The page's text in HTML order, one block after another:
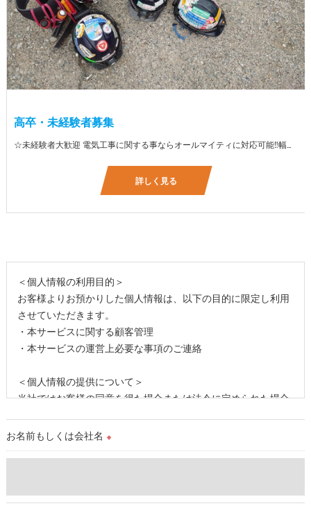
高卒・未経験者募集
☆未経験者大歓迎 電気工事に関する事ならオールマイティに対応可能‼幅広く技術を身に付けて頂けます（室内配線・室外配線、スイッチコンセント取付け、照明器具取付け、配電盤取付け、エアコン取付け、LANケーブル配線、アンテナ取付けなど） 先輩社員が一から指導を行うため未経験の方でも安心して働いていただけます♪ ☆資格支援制度あり 実績があるからこそ社内で教習と経験を積んでいただくことで資格を当社で発行できることができます。 【工具支給致します】 また新品工具と新品作業服を完全支給を致します。 高品質の作業服と工具入社してくれた方には支給致します♪
詳しく見る
＜個人情報の利用目的＞
お客様よりお預かりした個人情報は、以下の目的に限定し利用
させていただきます。
・本サービスに関する顧客管理
・本サービスの運営上必要な事項のご連絡
＜個人情報の提供について＞
当社ではお客様の同意を得た場合または法令に定められた場合
取得した個人情報を第三者に提供することはいたしません。
外部に委託する場合があります。
お名前もしくは会社名 ※